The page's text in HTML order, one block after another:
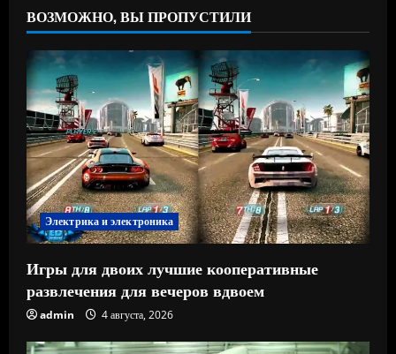
ВОЗМОЖНО, ВЫ ПРОПУСТИЛИ
Электрика и электроника
Игры для двоих лучшие кооперативные
развлечения для вечеров вдвоем
admin 4 августа, 2026